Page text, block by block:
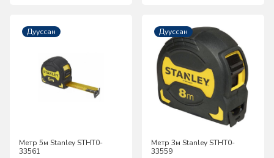
Дууссан
Метр 5м Stanley STHT0-
33561
Дууссан
Метр 3м Stanley STHT0-
33559